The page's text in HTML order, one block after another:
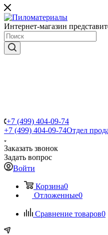
Интернет-магазин
+7 (499) 404-09-74
+7 (499) 404-09-74Отдел
Заказать звонок
Задать вопрос
Войти
Корзина0
Отложенные0
Сравнение товаров0